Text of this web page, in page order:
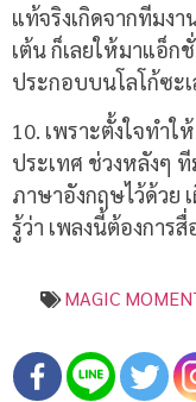
แท้จริงเกิดจากทีมง
เต้น ก็เลยให้มาแอ็
ประกอบบนโลโก้ซะ
10. เพราะตั้งใจทำใ
ประเทศ ช่วงหลังๆ ที
ภาษาอังกฤษไว้ด้วย
รู้ว่า เพลงนี้ต้องการ
MAGIC